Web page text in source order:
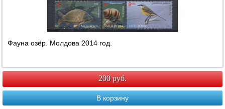
Фауна озёр. Молдова 2014 год.
200 руб.
В корзину